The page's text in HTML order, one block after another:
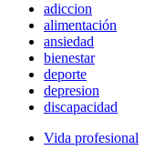
adiccion
alimentación
ansiedad
bienestar
deporte
depresion
discapacidad
Vida profesional